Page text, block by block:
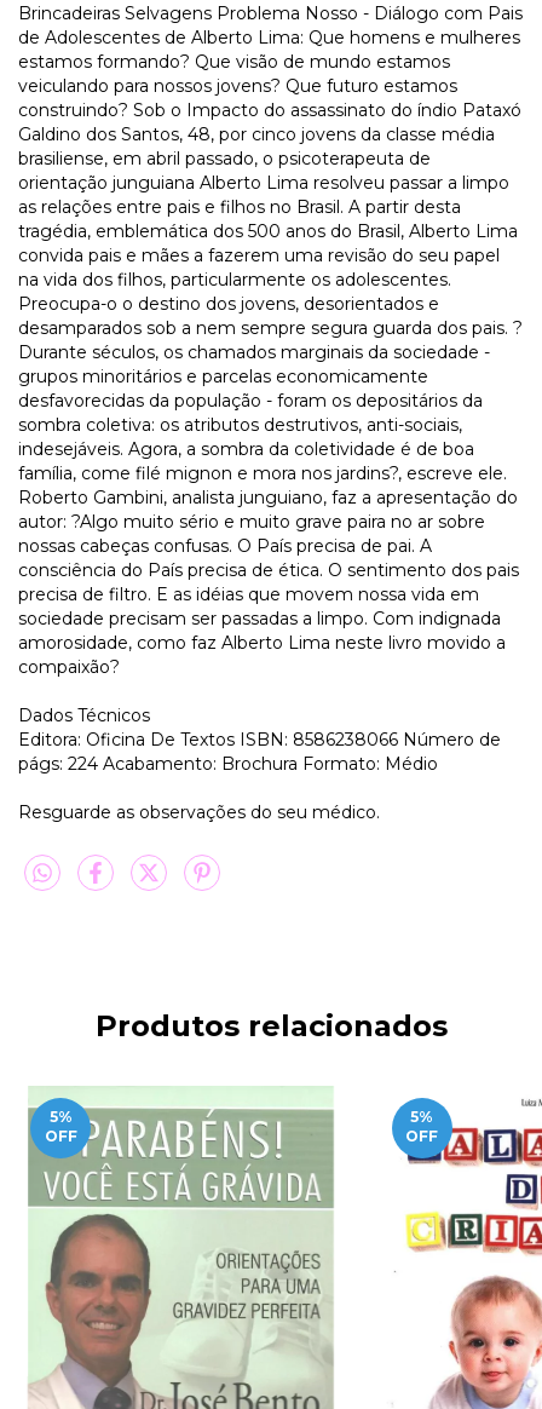
Brincadeiras Selvagens Problema Nosso - Diálogo com Pais
de Adolescentes de Alberto Lima: Que homens e mulheres
estamos formando? Que visão de mundo estamos
veiculando para nossos jovens? Que futuro estamos
construindo? Sob o Impacto do assassinato do índio Pataxó
Galdino dos Santos, 48, por cinco jovens da classe média
brasiliense, em abril passado, o psicoterapeuta de
orientação junguiana Alberto Lima resolveu passar a limpo
as relações entre pais e filhos no Brasil. A partir desta
tragédia, emblemática dos 500 anos do Brasil, Alberto Lima
convida pais e mães a fazerem uma revisão do seu papel
na vida dos filhos, particularmente os adolescentes.
Preocupa-o o destino dos jovens, desorientados e
desamparados sob a nem sempre segura guarda dos pais. ?
Durante séculos, os chamados marginais da sociedade -
grupos minoritários e parcelas economicamente
desfavorecidas da população - foram os depositários da
sombra coletiva: os atributos destrutivos, anti-sociais,
indesejáveis. Agora, a sombra da coletividade é de boa
família, come filé mignon e mora nos jardins?, escreve ele.
Roberto Gambini, analista junguiano, faz a apresentação do
autor: ?Algo muito sério e muito grave paira no ar sobre
nossas cabeças confusas. O País precisa de pai. A
consciência do País precisa de ética. O sentimento dos pais
precisa de filtro. E as idéias que movem nossa vida em
sociedade precisam ser passadas a limpo. Com indignada
amorosidade, como faz Alberto Lima neste livro movido a
compaixão?
Dados Técnicos
Editora: Oficina De Textos ISBN: 8586238066 Número de
págs: 224 Acabamento: Brochura Formato: Médio
Resguarde as observações do seu médico.
Produtos relacionados
5%
OFF
5%
OFF